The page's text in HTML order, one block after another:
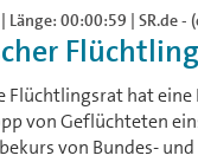
00:00:59 | SR.de -
Flüchtlingsrat hat
von Geflüchteten
von Bundes-